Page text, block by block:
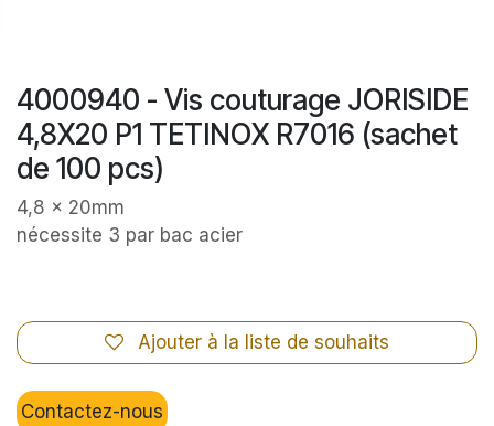
4000940 - Vis couturage JORISIDE
4,8X20 P1 TETINOX R7016 (sachet
de 100 pcs)
4,8 x 20mm
nécessite 3 par bac acier
Ajouter à la liste de souhaits
Contactez-nous